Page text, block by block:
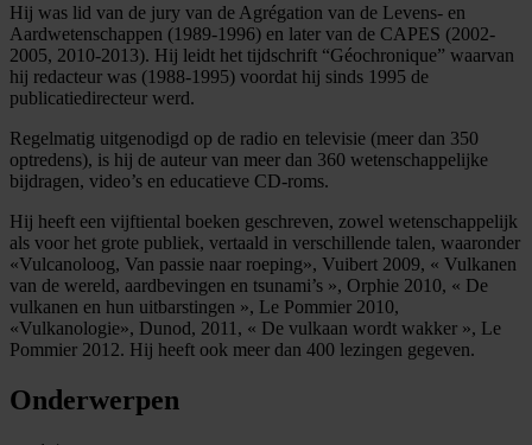
Hij was lid van de jury van de Agrégation van de Levens- en
Aardwetenschappen (1989-1996) en later van de CAPES (2002-
2005, 2010-2013). Hij leidt het tijdschrift “Géochronique” waarvan
hij redacteur was (1988-1995) voordat hij sinds 1995 de
publicatiedirecteur werd.
Regelmatig uitgenodigd op de radio en televisie (meer dan 350
optredens), is hij de auteur van meer dan 360 wetenschappelijke
bijdragen, video’s en educatieve CD-roms.
Hij heeft een vijftiental boeken geschreven, zowel wetenschappelijk
als voor het grote publiek, vertaald in verschillende talen, waaronder
«Vulcanoloog, Van passie naar roeping», Vuibert 2009, « Vulkanen
van de wereld, aardbevingen en tsunami’s », Orphie 2010, « De
vulkanen en hun uitbarstingen », Le Pommier 2010,
«Vulkanologie», Dunod, 2011, « De vulkaan wordt wakker », Le
Pommier 2012. Hij heeft ook meer dan 400 lezingen gegeven.
Onderwerpen